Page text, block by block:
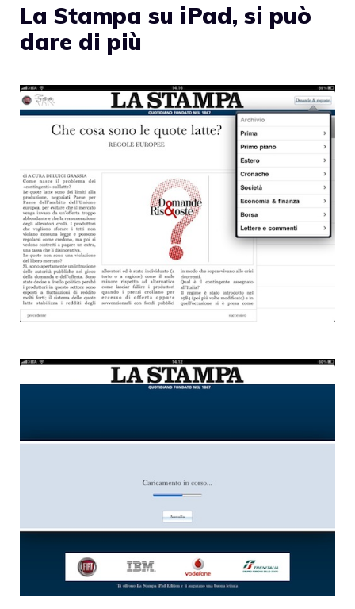
La Stampa su iPad, si può
dare di più